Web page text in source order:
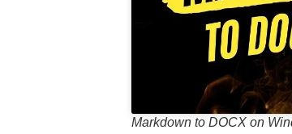
Mark­down to DOCX on